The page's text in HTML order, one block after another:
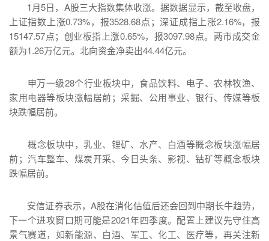
1月5日，A股三大指数集体收涨。据数据显示，截至收盘，
上证指数上涨0.73%，报3528.68点；深证成指上涨2.16%，报
15147.57点；创业板指上涨0.65%，报3097.98点。两市成交金
额为1.26万亿元。北向资金净卖出44.44亿元。
申万一级28个行业板块中，食品饮料、电子、农林牧渔、
家用电器等板块涨幅居前；采掘、公用事业、银行、传媒等板
块跌幅居前。
概念板块中，乳业、锂矿、水产、白酒等概念板块涨幅居
前；汽车整车、煤炭开采、今日头条、影视、钴矿等概念板块
跌幅居前。
安信证券表示，A股在消化估值后还会回到中期长牛趋势，
下一个进攻窗口期可能是2021年四季度。配置上建议先守住高
景气赛道，如新能源、白酒、军工、化工、医疗等，再关注新